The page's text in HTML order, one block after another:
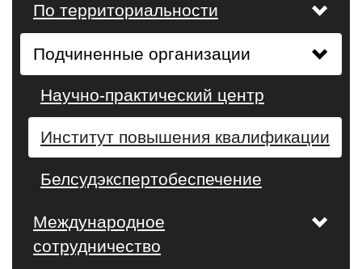
По территориальности
Подчиненные организации
Научно-практический центр
Институт повышения квалификации
Белсудэкспертобеспечение
Международное
сотрудничество